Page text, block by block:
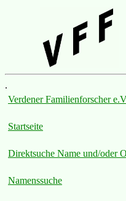
.
Verdener Familienforscher
Startseite
Direktsuche Name und/oder
Namenssuche